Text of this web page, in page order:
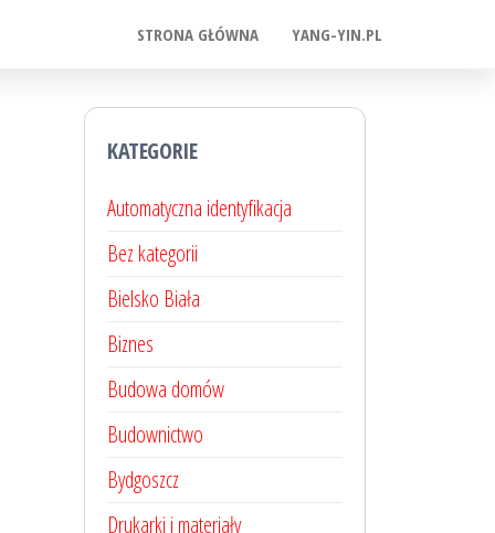
STRONA GŁÓWNA YANG-YIN.PL
KATEGORIE
Automatyczna identyfikacja
Bez kategorii
Bielsko Biała
Biznes
Budowa domów
Budownictwo
Bydgoszcz
Drukarki i materiały